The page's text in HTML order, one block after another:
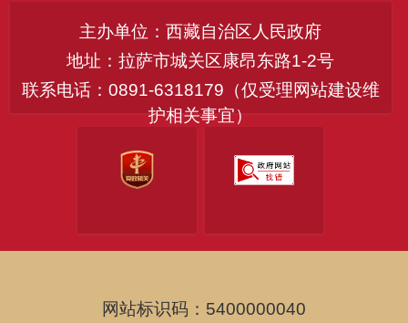
主办单位：西藏自治区人民政府
地址：拉萨市城关区康昂东路1-2号
联系电话：0891-6318179（仅受理网站建设维
护相关事宜）
网站标识码：5400000040